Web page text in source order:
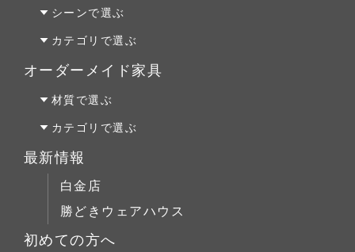
パイン材
チェリー材
Penny Wise(ペニーワイズ)
colonalteak(コロニアルチーク)
Lloyd Loom(ロイドルーム)
シーンで選ぶ
リビング
ダイニング
カテゴリで選ぶ
テーブルALL
テーブルS
チェア
キャビネット
コーヒーテーブル
ローボード
オーダーメイド家具
オーダーファニチャー
オーダーキッチン＆洗面
リフォーム
材質で選ぶ
オーク材
パイン材
チェリー材
カテゴリで選ぶ
テーブルALL
テーブルS
テーブルM
テーブルL
最新情報
白金店
勝どきウェアハウス
初めての方へ